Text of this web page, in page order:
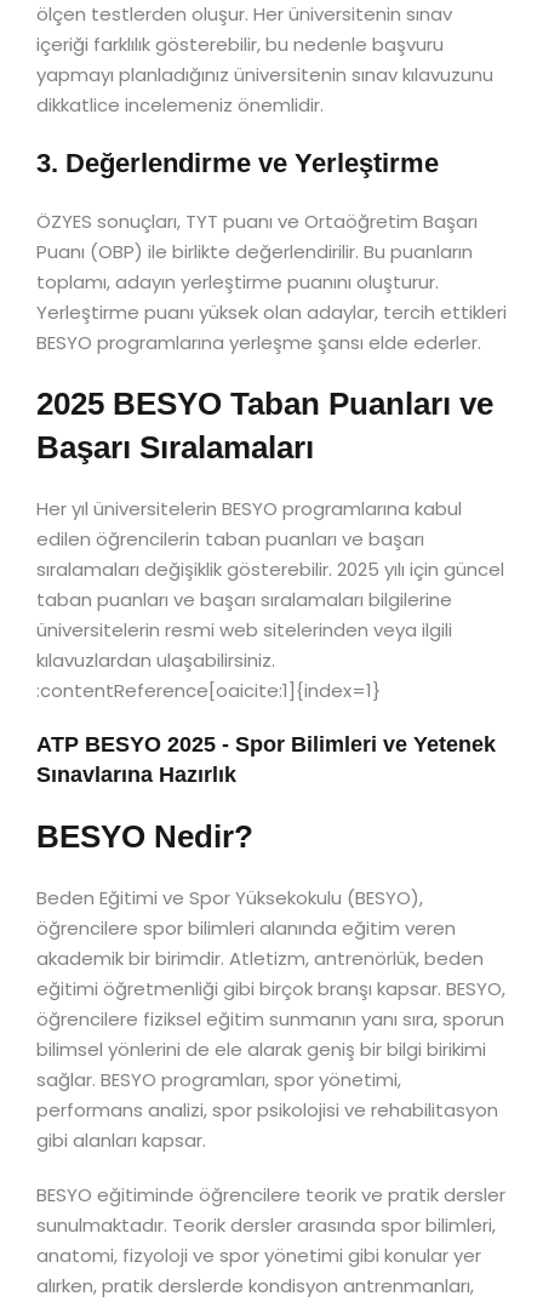
ölçen testlerden oluşur. Her üniversitenin sınav
içeriği farklılık gösterebilir, bu nedenle başvuru
yapmayı planladığınız üniversitenin sınav kılavuzunu
dikkatlice incelemeniz önemlidir.
3. Değerlendirme ve Yerleştirme
ÖZYES sonuçları, TYT puanı ve Ortaöğretim Başarı
Puanı (OBP) ile birlikte değerlendirilir. Bu puanların
toplamı, adayın yerleştirme puanını oluşturur.
Yerleştirme puanı yüksek olan adaylar, tercih ettikleri
BESYO programlarına yerleşme şansı elde ederler.
2025 BESYO Taban Puanları ve
Başarı Sıralamaları
Her yıl üniversitelerin BESYO programlarına kabul
edilen öğrencilerin taban puanları ve başarı
sıralamaları değişiklik gösterebilir. 2025 yılı için güncel
taban puanları ve başarı sıralamaları bilgilerine
üniversitelerin resmi web sitelerinden veya ilgili
kılavuzlardan ulaşabilirsiniz.
:contentReference[oaicite:1]{index=1}
ATP BESYO 2025 - Spor Bilimleri ve Yetenek
Sınavlarına Hazırlık
BESYO Nedir?
Beden Eğitimi ve Spor Yüksekokulu (BESYO),
öğrencilere spor bilimleri alanında eğitim veren
akademik bir birimdir. Atletizm, antrenörlük, beden
eğitimi öğretmenliği gibi birçok branşı kapsar. BESYO,
öğrencilere fiziksel eğitim sunmanın yanı sıra, sporun
bilimsel yönlerini de ele alarak geniş bir bilgi birikimi
sağlar. BESYO programları, spor yönetimi,
performans analizi, spor psikolojisi ve rehabilitasyon
gibi alanları kapsar.
BESYO eğitiminde öğrencilere teorik ve pratik dersler
sunulmaktadır. Teorik dersler arasında spor bilimleri,
anatomi, fizyoloji ve spor yönetimi gibi konular yer
alırken, pratik derslerde kondisyon antrenmanları,